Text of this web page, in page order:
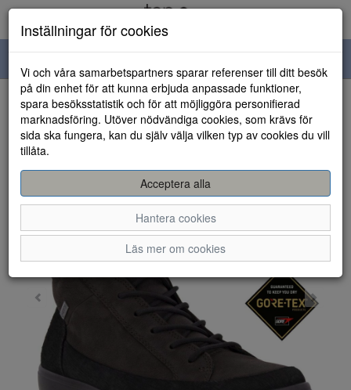
navigation
HEM
Inställningar för cookies
Vi och våra samarbetspartners sparar referenser till ditt besök
på din enhet för att kunna erbjuda anpassade funktioner,
spara besöksstatistik och för att möjliggöra personifierad
marknadsföring. Utöver nödvändiga cookies, som krävs för
sida ska fungera, kan du själv välja vilken typ av cookies du vill
tillåta.
Acceptera alla
Hantera cookies
Läs mer om cookies